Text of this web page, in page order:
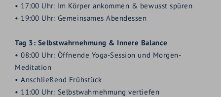
• 17:00 Uhr: Im Körper ankommen & bewusst spüren
• 19:00 Uhr: Gemeinsames Abendessen
Tag 3: Selbstwahrnehmung & Innere Balance
•08:00 Uhr: Öffnende Yoga-Session und Morgen-
Meditation
•Anschließend Frühstück
• 11:00 Uhr: Selbstwahrnehmung vertiefen